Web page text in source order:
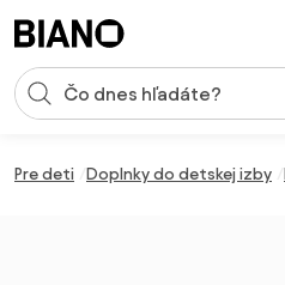
Vstup pre vyhľadávanie
Pre deti Doplnky do detskej izby